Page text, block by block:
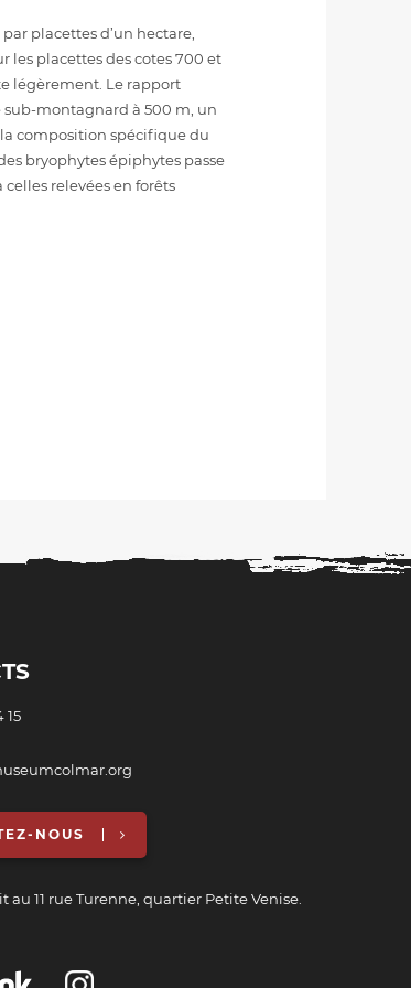
placettes d’un hectare,
les placettes des cotes 700 et
légèrement. Le rapport
montagnard à 500 m, un
composition spécifique du
bryophytes épiphytes passe
relevées en forêts
15
NOUS
au 11 rue Turenne, quartier Petite Venise.